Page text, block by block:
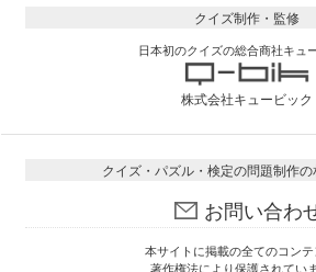
クイズ制作・監修
日本初のクイズの総合商社キュ
株式会社キュービック
クイズ・パズル・検定の問題制作の
お問い合わ
本サイトに掲載の全てのコン
著作権法により保護されていま